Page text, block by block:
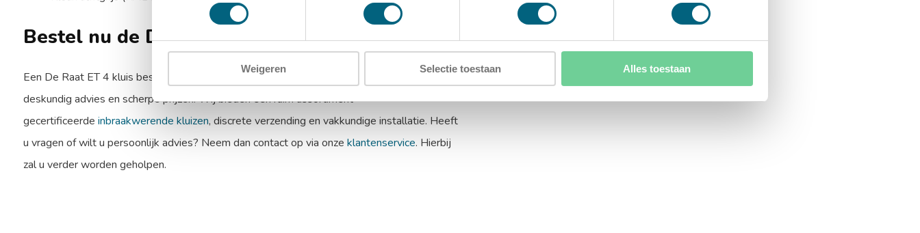
Weigeren Selectie toestaan Alles toestaan
Bestel nu de De Raat ET 4 kluis bij KluisLab.nl
Een De Raat ET 4 kluis bestellen? Bij KluisLab bent u verzekerd van een veilige aankoop,
deskundig advies en scherpe prijzen. Wij bieden een ruim assortiment
gecertificeerde inbraakwerende kluizen, discrete verzending en vakkundige installatie. Heeft
u vragen of wilt u persoonlijk advies? Neem dan contact op via onze klantenservice. Hierbij
zal u verder worden geholpen.